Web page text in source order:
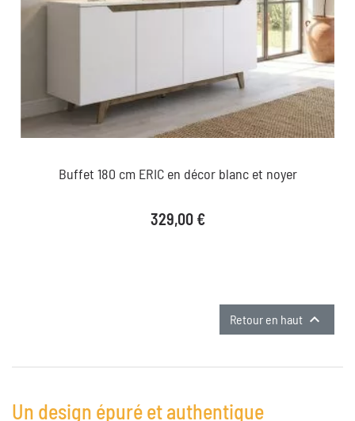
Buffet 180 cm ERIC en décor blanc et noyer
Prix
329,00 €
Retour en haut 
Un design épuré et authentique